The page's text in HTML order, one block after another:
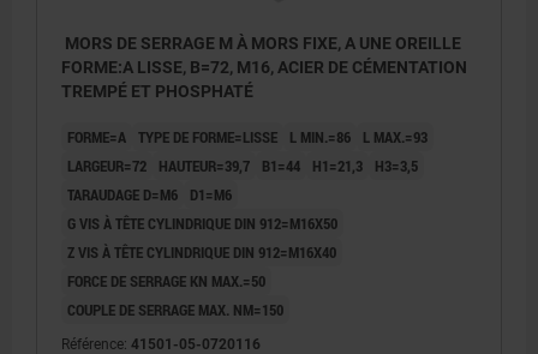
MORS DE SERRAGE M À MORS FIXE, A UNE OREILLE
FORME:A LISSE, B=72, M16, ACIER DE CÉMENTATION
TREMPÉ ET PHOSPHATÉ
FORME=A TYPE DE FORME=LISSE L MIN.=86
L MAX.=93
LARGEUR=72
HAUTEUR=39,7 B1=44 H1=21,3
H3=3,5
TARAUDAGE D=M6
D1=M6
G VIS À TÊTE CYLINDRIQUE DIN 912=M16X50
Z VIS À TÊTE CYLINDRIQUE DIN 912=M16X40
FORCE DE SERRAGE KN MAX.=50
COUPLE DE SERRAGE MAX. NM=150
Référence: 41501-05-0720116